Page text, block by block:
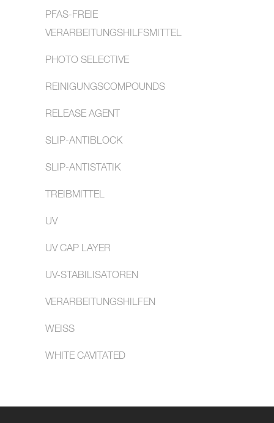
PFAS-FREIE
VERARBEITUNGSHILFSMITTEL
PHOTO SELECTIVE
REINIGUNGSCOMPOUNDS
RELEASE AGENT
SLIP-ANTIBLOCK
SLIP-ANTISTATIK
TREIBMITTEL
UV
UV CAP LAYER
UV-STABILISATOREN
VERARBEITUNGSHILFEN
WEISS
WHITE CAVITATED